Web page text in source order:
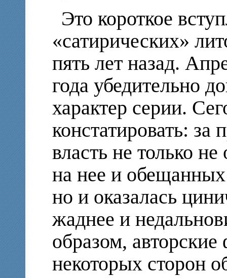
Это короткое
«сатирических»
пять лет назад.
года убедительно
характер серии.
констатировать:
власть не только
на нее и
но и оказалась
жаднее и
образом,
некоторых сторон